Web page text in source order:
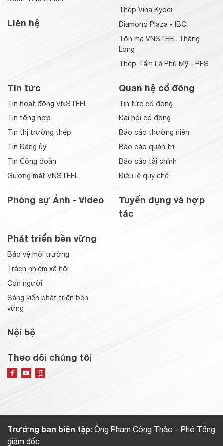
Liên hệ
Thép Vina Kyoei
Diamond Plaza - IBC
Tôn mạ VNSTEEL Thăng
Long
Thép Tấm Lá Phú Mỹ - PFS
Tin tức
Tin hoạt động VNSTEEL
Tin tổng hợp
Tin thị trường thép
Tin Đảng ủy
Tin Công đoàn
Gương mặt VNSTEEL
Phóng sự Ảnh - Video
Quan hệ cổ đông
Tin tức cổ đông
Đại hội cổ đông
Báo cáo thường niên
Báo cáo quản trị
Báo cáo tài chính
Điều lệ quy chế
Tuyển dụng và hợp
tác
Phát triển bền vững
Bảo vệ môi trường
Trách nhiệm xã hội
Con người
Sáng kiến phát triển bền
vững
Nội bộ
Theo dõi chúng tôi
Trưởng ban biên tập: Ông Phạm Công Thảo - Phó Tổng
giám đốc